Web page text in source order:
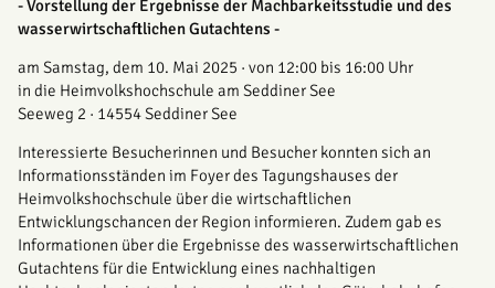
- Vorstellung der Ergebnisse der Machbarkeitsstudie und des
wasserwirtschaftlichen Gutachtens -
am Samstag, dem 10. Mai 2025 · von 12:00 bis 16:00 Uhr
in die Heimvolkshochschule am Seddiner See
Seeweg 2 · 14554 Seddiner See
Interessierte Besucherinnen und Besucher konnten sich an
Informationsständen im Foyer des Tagungshauses der
Heimvolkshochschule über die wirtschaftlichen
Entwicklungschancen der Region informieren. Zudem gab es
Informationen über die Ergebnisse des wasserwirtschaftlichen
Gutachtens für die Entwicklung eines nachhaltigen